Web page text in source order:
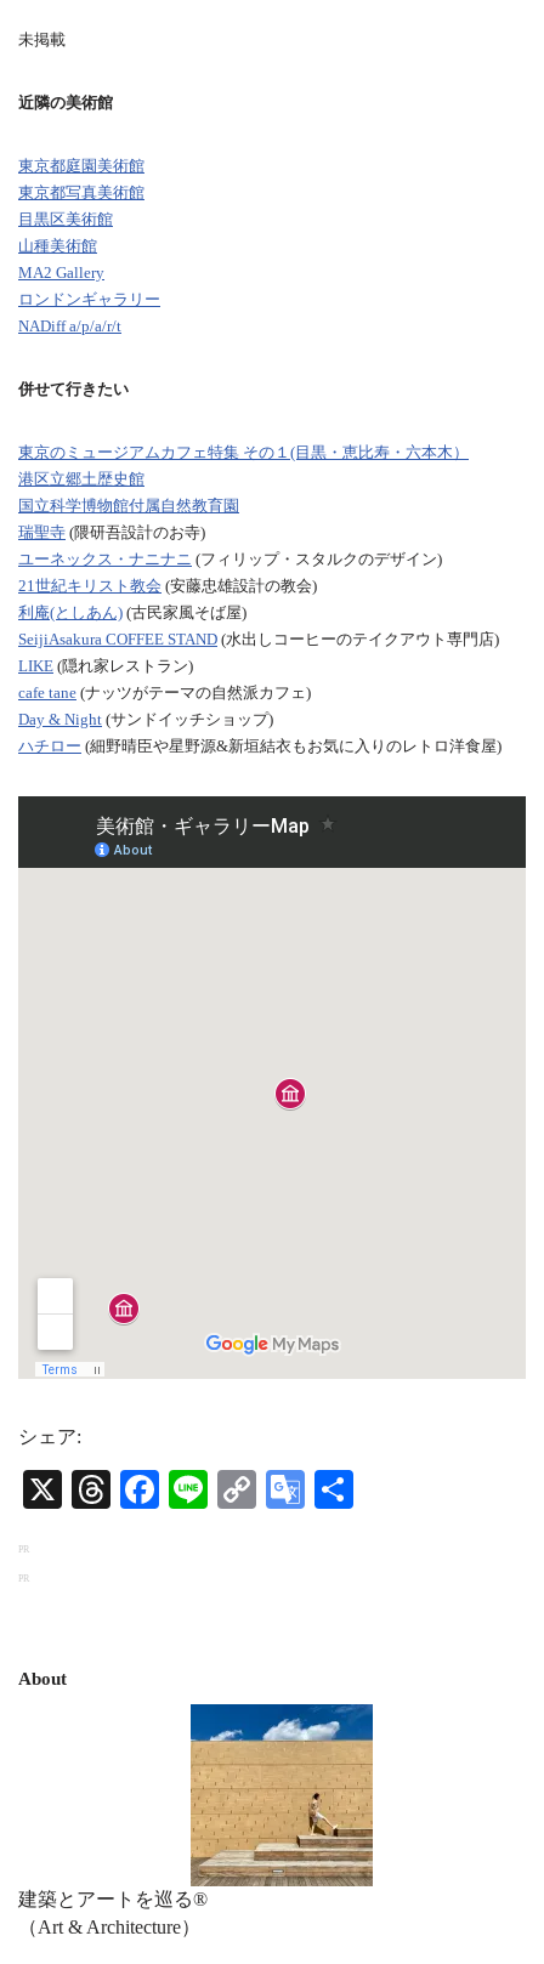
未掲載
近隣の美術館
東京都庭園美術館
東京都写真美術館
目黒区美術館
山種美術館
MA2 Gallery
ロンドンギャラリー
NADiff a/p/a/r/t
併せて行きたい
東京のミュージアムカフェ特集 その１(目黒・恵比寿・六本木）
港区立郷土歴史館
国立科学博物館付属自然教育園
瑞聖寺 (隈研吾設計のお寺)
ユーネックス・ナニナニ (フィリップ・スタルクのデザイン)
21世紀キリスト教会 (安藤忠雄設計の教会)
利庵(としあん) (古民家風そば屋)
SeijiAsakura COFFEE STAND (水出しコーヒーのテイクアウト専門店)
LIKE (隠れ家レストラン)
cafe tane (ナッツがテーマの自然派カフェ)
Day & Night (サンドイッチショップ)
ハチロー (細野晴臣や星野源&新垣結衣もお気に入りのレトロ洋食屋)
シェア:
X Threads
Facebook
LineCopyGoogle
PR
PR
About
建築とアートを巡る®︎
（Art & Architecture）